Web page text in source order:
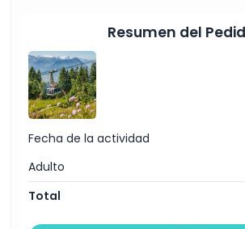
Resumen del
Fecha de la actividad
Adulto
Total